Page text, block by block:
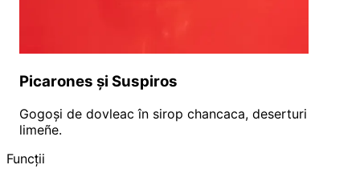
Picarones și Suspiros
Gogoși de dovleac în sirop chancaca, deserturi
limeñe.
Funcții